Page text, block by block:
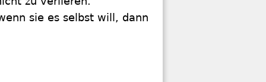
sie es selbst will, dann